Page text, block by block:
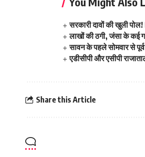
सरकारी दावों की खुली
लाखों की ठगी, जंसा के कई
सावन के पहले सोमवार से
एडीसीपी और एसीपी
Share this Article